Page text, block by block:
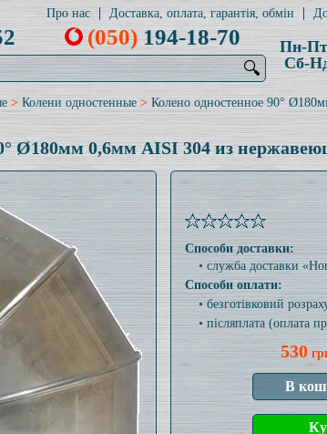
Про нас Доставка, оплата, гарантія, обмін
(050)194-18-70
🔍
Пн-
Сб-
> Колени одностенные> Колено одностенное 90°
Ø180мм 0,6мм AISI 304 из
Способи доставки:
• служба доставки
Способи оплати:
• безготівковий
• післяплата (оплата
530